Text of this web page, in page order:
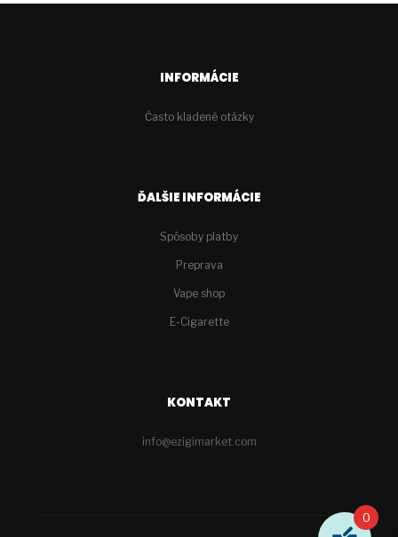
INFORMÁCIE
Často kladené otázky
ĎALŠIE INFORMÁCIE
Spôsoby platby
Preprava
Vape shop
E-Cigarette
KONTAKT
info@ezigimarket.com
0